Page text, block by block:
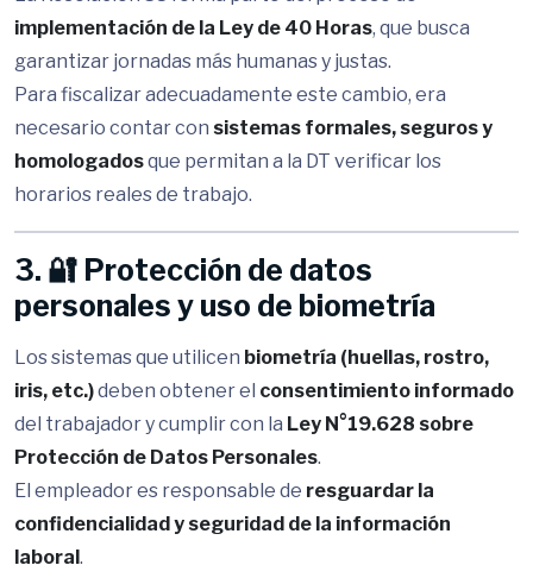
implementación de la Ley de 40 Horas, que busca
garantizar jornadas más humanas y justas.
Para fiscalizar adecuadamente este cambio, era
necesario contar con sistemas formales, seguros y
homologadosque permitan a la DT verificar los
horarios reales de trabajo.
3. 🔐 Protección de datos
personales y uso de biometría
Los sistemas que utilicen biometría (huellas, rostro,
iris, etc.)deben obtener el consentimiento informado
del trabajador y cumplir con la Ley N°19.628 sobre
Protección de Datos Personales.
El empleador es responsable de resguardar la
confidencialidad y seguridad de la información
laboral.